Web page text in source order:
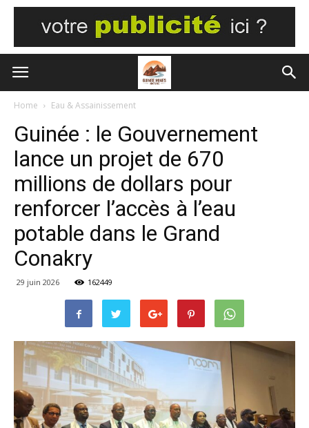
Home Eau & Assainissement
Guinée : le Gouvernement
lance un projet de 670
millions de dollars pour
renforcer l’accès à l’eau
potable dans le Grand
Conakry
29 juin 2026 162449